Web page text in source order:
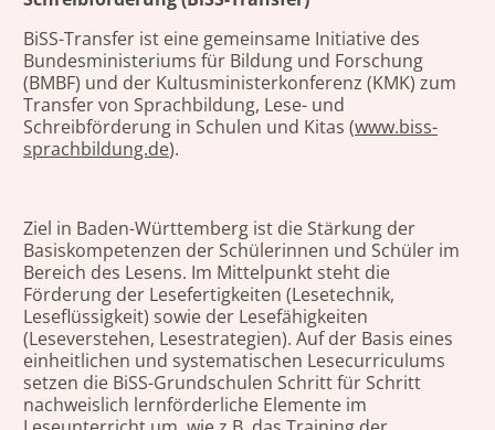
BiSS-Transfer ist eine gemeinsame Initiative des
Bundesministeriums für Bildung und Forschung
(BMBF) und der Kultusministerkonferenz (KMK) zum
Transfer von Sprachbildung, Lese- und
Schreibförderung in Schulen und Kitas (www.biss-
sprachbildung.de).
Ziel in Baden-Württemberg ist die Stärkung der
Basiskompetenzen der Schülerinnen und Schüler im
Bereich des Lesens. Im Mittelpunkt steht die
Förderung der Lesefertigkeiten (Lesetechnik,
Leseflüssigkeit) sowie der Lesefähigkeiten
(Leseverstehen, Lesestrategien). Auf der Basis eines
einheitlichen und systematischen Lesecurriculums
setzen die BiSS-Grundschulen Schritt für Schritt
nachweislich lernförderliche Elemente im